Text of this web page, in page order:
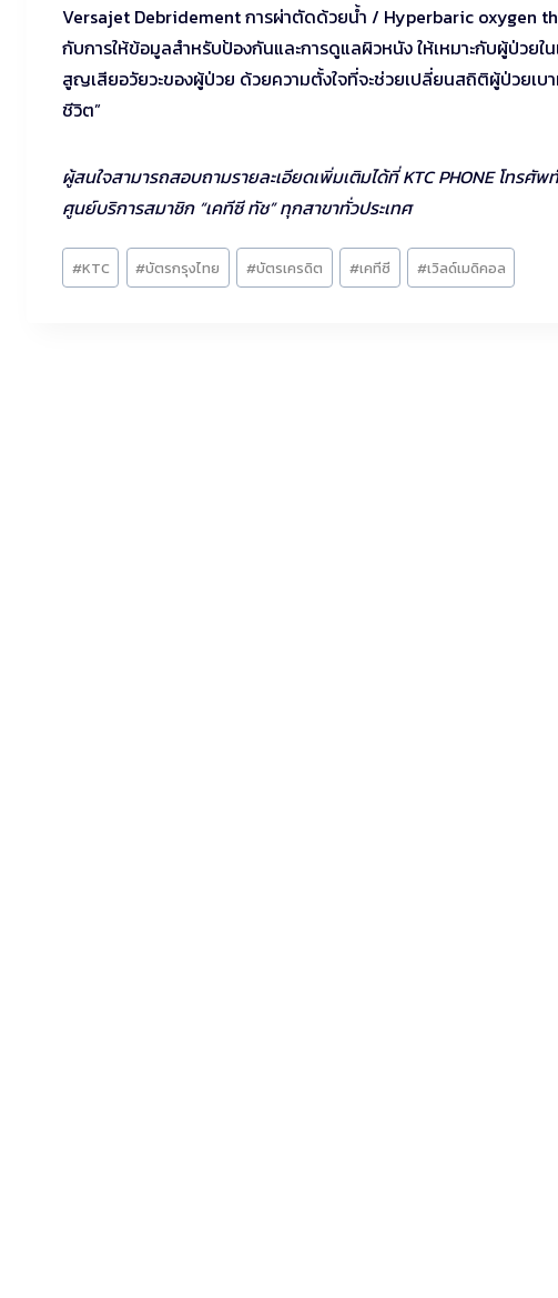
Versajet Debridement การผ่าตัดด้วยน้ำ / Hyperbaric oxygen
กับการให้ข้อมูลสำหรับป้องกันและการดูแลผิวหนัง ให้เหมาะกับผู้ป่วย
สูญเสียอวัยวะของผู้ป่วย ด้วยความตั้งใจที่จะช่วยเปลี่ยนสถิติผู้ป่วยเ
ชีวิต”
ผู้สนใจสามารถสอบถามรายละเอียดเพิ่มเติมได้ที่ KTC PHONE โทร
ศูนย์บริการสมาชิก “เคทีซี ทัช” ทุกสาขาทั่วประเทศ
Post
Tags:
#KTC #บัตรกรุงไทย #บัตรเครดิต #เคทีซี #เวิลด์เมดิคอล